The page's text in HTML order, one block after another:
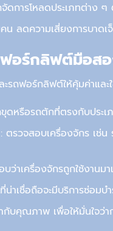
ดการโหลดประเภทต่าง ๆ
ลดความเสี่ยงการบาดเ
อร์กลิฟต์มือส
รถฟอร์กลิฟต์ให้คุ้มค่าแ
ขุดหรือรถตักที่ตรงกับประ
: ตรวจสอบเครื่องจักร เช่น
ว่าเครื่องจักรถูกใช้งานม
น่าเชื่อถือจะมีบริการซ่อมบ
กับคุณภาพ เพื่อให้มั่นใจว่